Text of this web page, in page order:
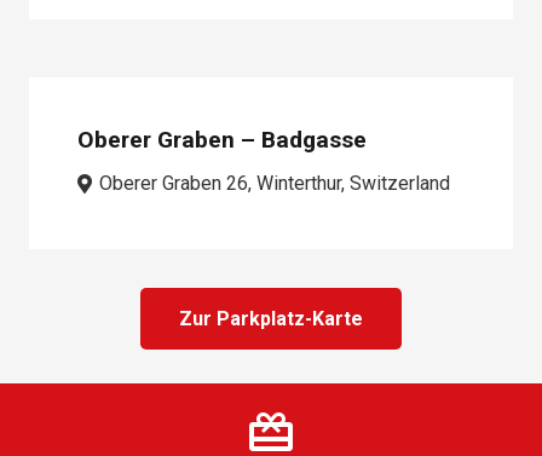
Oberer Graben – Badgasse
Oberer Graben 26, Winterthur, Switzerland
Zur Parkplatz-Karte